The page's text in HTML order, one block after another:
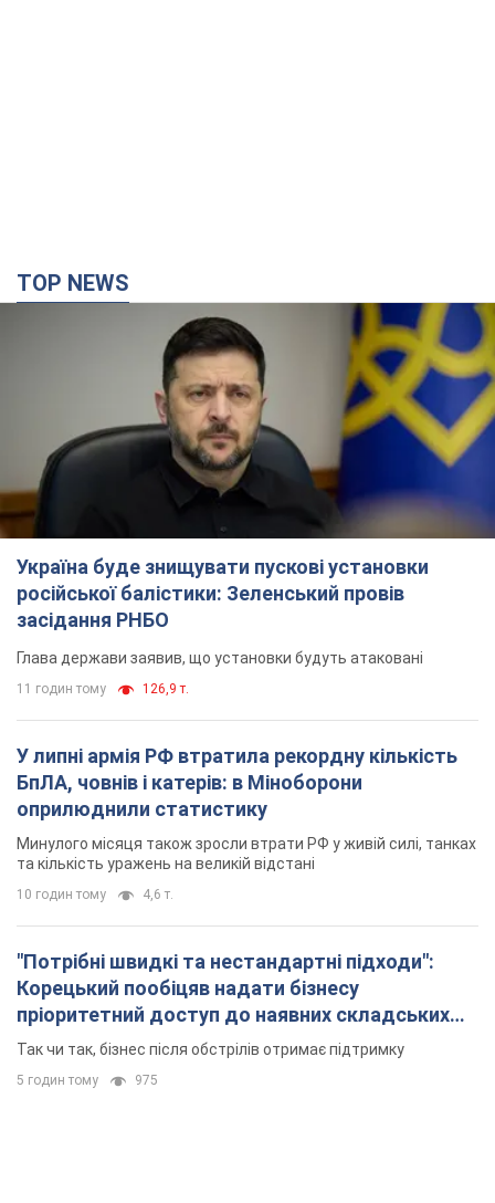
TOP NEWS
Україна буде знищувати пускові установки
російської балістики: Зеленський провів
засідання РНБО
Глава держави заявив, що установки будуть атаковані
11 годин тому 126,9 т.
У липні армія РФ втратила рекордну кількість
БпЛА, човнів і катерів: в Міноборони
оприлюднили статистику
Минулого місяця також зросли втрати РФ у живій силі, танках
та кількість уражень на великій відстані
10 годин тому 4,6 т.
"Потрібні швидкі та нестандартні підходи":
Корецький пообіцяв надати бізнесу
пріоритетний доступ до наявних складських
приміщень
Так чи так, бізнес після обстрілів отримає підтримку
5 годин тому 975